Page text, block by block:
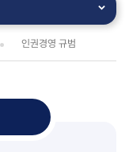
인권경영 규범